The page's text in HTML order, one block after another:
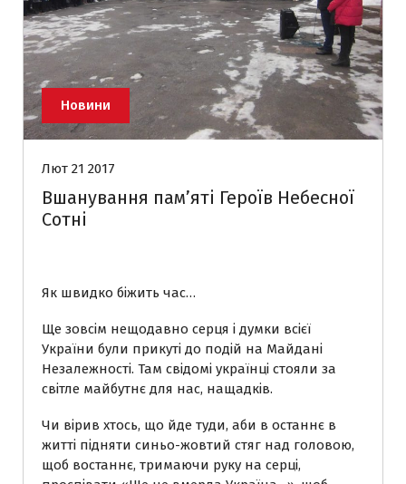
Новини
Лют 21 2017
Вшанування пам’яті Героїв Небесної
Сотні
Як швидко біжить час…
Ще зовсім нещодавно серця і думки всієї
України були прикуті до подій на Майдані
Незалежності. Там свідомі українці стояли за
світле майбутнє для нас, нащадків.
Чи вірив хтось, що йде туди, аби в останнє в
житті підняти синьо-жовтий стяг над головою,
щоб востаннє, тримаючи руку на серці,